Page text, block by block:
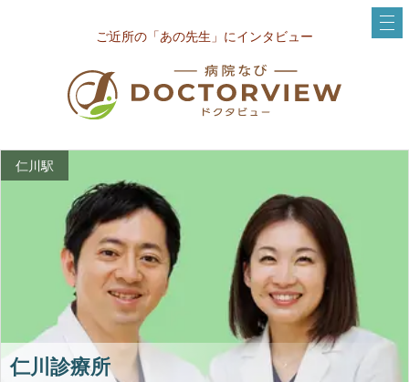
ご近所の「あの先生」にインタビュー
仁川駅
仁川診療所